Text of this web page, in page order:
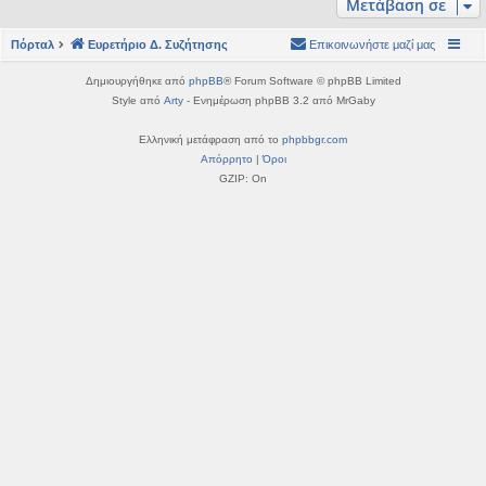
η
Μετάβαση σε
Πόρταλ Ευρετήριο Δ. Συζήτησης Επικοινωνήστε μαζί μας
Δημιουργήθηκε από phpBB® Forum Software © phpBB Limited
Style από Arty- Ενημέρωση phpBB 3.2 από MrGaby
Ελληνική μετάφραση από το phpbbgr.com
Απόρρητο |Όροι
GZIP: On